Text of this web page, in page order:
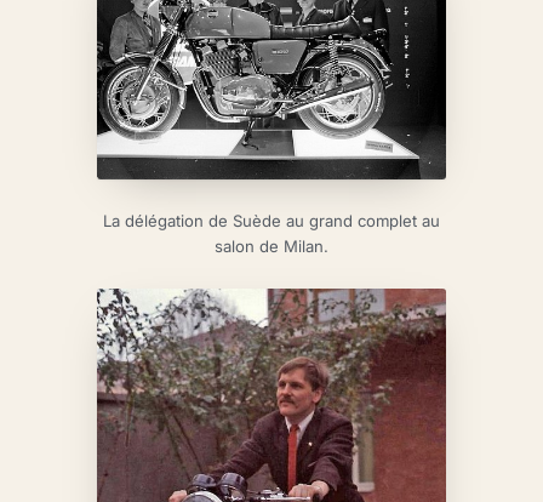
La délégation de Suède au grand complet au
salon de Milan.